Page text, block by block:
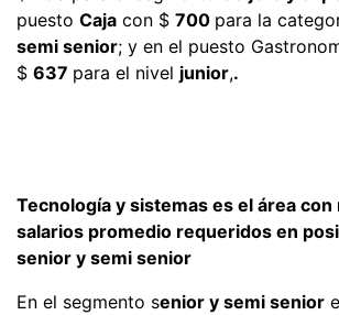
puesto Caja con $ 700 para la
semi senior; y en el puesto
$ 637 para el nivel junior,.
Tecnología y sistemas es el área con
salarios promedio requeridos en
senior y semi senior
En el segmento senior y semi senior